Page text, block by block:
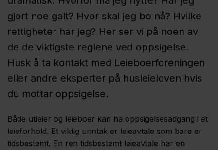
gjort noe galt? Hvor skal jeg bo nå? Hvilke
rettigheter har jeg? Her ser vi på noen av
de de viktigste reglene ved oppsigelse.
Husk å ta kontakt med Leieboerforeningen
eller andre eksperter på husleieloven hvis
du mottar oppsigelse.
Både utleier og leieboer kan ha oppsigelses­adgang i et
leieforhold. Et viktig unntak er leieavtale som bare er
tidsbestemt. En ren tidsbestemt leieavtale har en